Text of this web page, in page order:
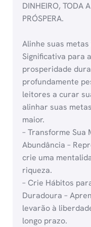
DINHEIRO, TODA
PRÓSPERA.
Alinhe suas
Significativa para
prosperidade
profundamente
leitores a curar
alinhar suas
maior.
– Transforme Sua
Abundância –
crie uma
riqueza.
– Crie Hábitos
Duradoura –
levarão à
longo prazo.